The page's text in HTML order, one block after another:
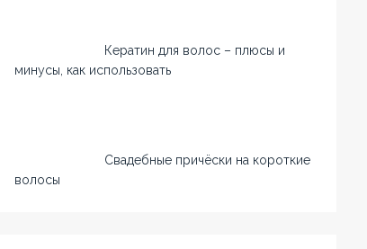
Кератин для волос – плюсы и
минусы, как использовать
Свадебные причёски на короткие
волосы